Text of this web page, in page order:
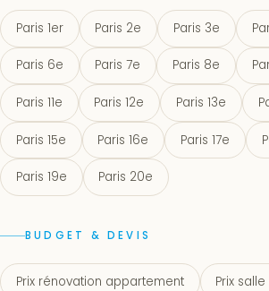
Paris 1er Paris 2e Paris 3e
Paris 6e Paris 7e Paris 8e
Paris 11e Paris 12e Paris 13e
Paris 15e Paris 16e Paris 17e
Paris 19e Paris 20e
BUDGET & DEVIS
Prix rénovation appartement Prix